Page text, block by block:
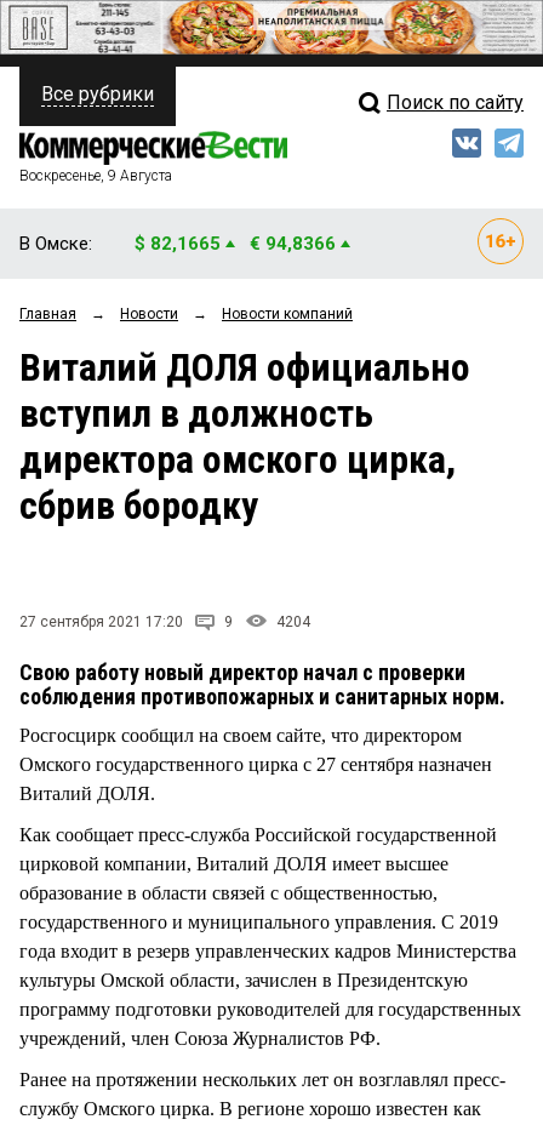
ПОЛИТИКА
ФИНАНСЫ
ОБЩЕСТВО
ЗАКОН
НОВОСТИ КОМПАНИЙ
ПРОИСШЕСТВИЯ
Свежий выпуск
Мнения
Рейтинги
Блоги
Архив
Все рубрики Поиск по сайту
Воскресенье, 9 Августа
В Омске: $ 82,1665 € 94,8366
Главная → Новости → Новости компаний
Виталий ДОЛЯ официально
вступил в должность
директора омского цирка,
сбрив бородку
27 сентября 2021 17:20 9 4204
Свою работу новый директор начал с проверки
соблюдения противопожарных и санитарных норм.
Росгосцирк сообщил на своем сайте, что директором
Омского государственного цирка с 27 сентября назначен
Виталий ДОЛЯ.
Как сообщает пресс-служба Российской государственной
цирковой компании, Виталий ДОЛЯ имеет высшее
образование в области связей с общественностью,
государственного и муниципального управления. С 2019
года входит в резерв управленческих кадров Министерства
культуры Омской области, зачислен в Президентскую
программу подготовки руководителей для государственных
учреждений, член Союза Журналистов РФ.
Ранее на протяжении нескольких лет он возглавлял пресс-
службу Омского цирка. В регионе хорошо известен как